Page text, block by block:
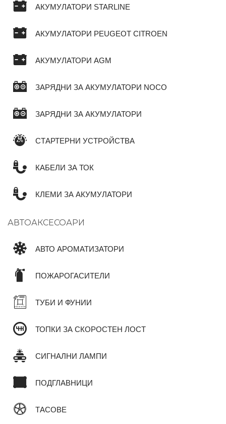
АКУМУЛАТОРИ STARLINE
АКУМУЛАТОРИ PEUGEOT CITROEN
АКУМУЛАТОРИ AGM
ЗАРЯДНИ ЗА АКУМУЛАТОРИ NOCO
ЗАРЯДНИ ЗА АКУМУЛАТОРИ
СТАРТЕРНИ УСТРОЙСТВА
КАБЕЛИ ЗА ТОК
КЛЕМИ ЗА АКУМУЛАТОРИ
АВТОАКСЕСОАРИ
АВТО АРОМАТИЗАТОРИ
ПОЖАРОГАСИТЕЛИ
ТУБИ И ФУНИИ
ТОПКИ ЗА СКОРОСТЕН ЛОСТ
СИГНАЛНИ ЛАМПИ
ПОДГЛАВНИЦИ
ТАСОВЕ